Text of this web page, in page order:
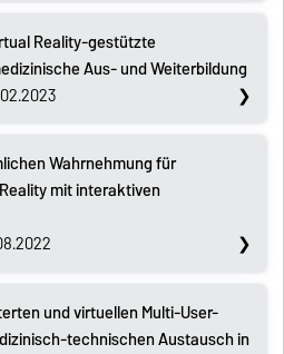
Reality-gestützte
Aus- und Weiterbildung
Wahrnehmung für
mit interaktiven
und virtuellen Multi-User-
technischen Austausch in